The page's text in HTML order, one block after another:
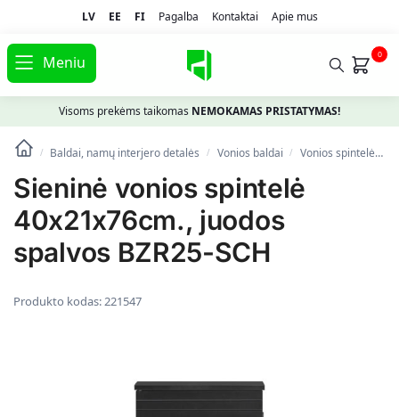
LV EE FI Pagalba Kontaktai Apie mus
Meniu 0
Visoms prekėms taikomas NEMOKAMAS PRISTATYMAS!
/ Baldai, namų interjero detalės / Vonios baldai / Vonios spintelės
Sieninė vonios spintelė
40x21x76cm., juodos
spalvos BZR25-SCH
Produkto kodas:221547